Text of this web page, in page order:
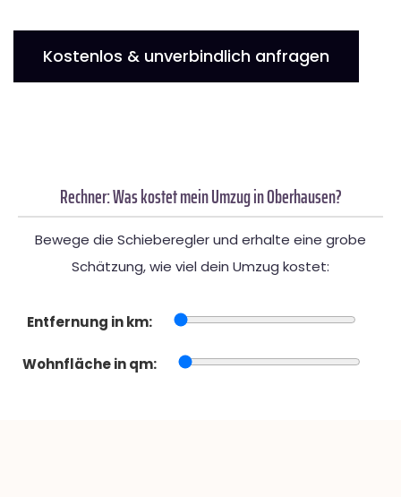
Kostenlos & unverbindlich anfragen
Rechner: Was kostet mein Umzug in Oberhausen?
Bewege die Schieberegler und erhalte eine grobe
Schätzung, wie viel dein Umzug kostet:
Entfernung in km:
Wohnfläche in qm: